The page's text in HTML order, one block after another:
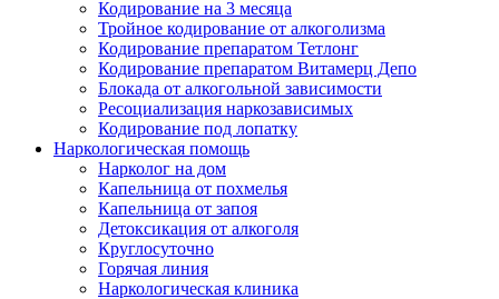
Кодирование на 3 месяца
Тройное кодирование от алкоголизма
Кодирование препаратом Тетлонг
Кодирование препаратом Витамерц Депо
Блокада от алкогольной зависимости
Ресоциализация наркозависимых
Кодирование под лопатку
Наркологическая помощь
Нарколог на дом
Капельница от похмелья
Капельница от запоя
Детоксикация от алкоголя
Круглосуточно
Горячая линия
Наркологическая клиника